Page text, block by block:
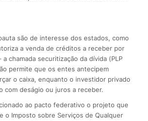
são de interesse dos estados, como
a venda de créditos a receber por
chamada securitização da dívida (PLP
permite que os entes antecipem
o caixa, enquanto o investidor privado
com deságio ou juros a receber.
ao pacto federativo o projeto que
o Imposto sobre Serviços de Qualquer